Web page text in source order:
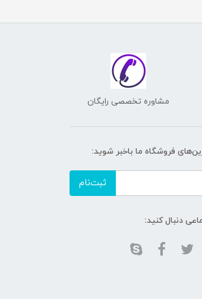
مشاوره تخصصی رایگان
فروشگاه ما باخبر شوید:
ثبت‌نام
دنبال کنید: